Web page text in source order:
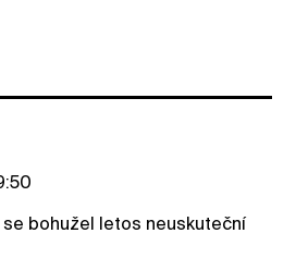
bohužel letos neuskuteční